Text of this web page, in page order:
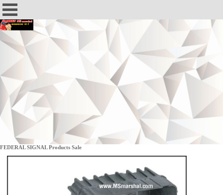
FEDERAL SIGNAL Products Sale